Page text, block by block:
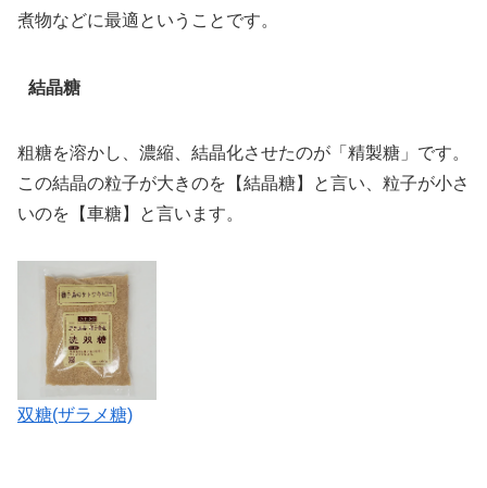
煮物などに最適ということです。
結晶糖
粗糖を溶かし、濃縮、結晶化させたのが「精製糖」です。
この結晶の粒子が大きのを【結晶糖】と言い、粒子が小さ
いのを【車糖】と言います。
双糖(ザラメ糖)